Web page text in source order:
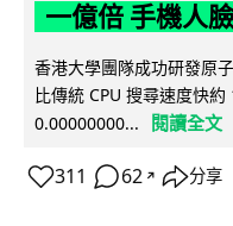
一億倍 手機人
香港大學團隊成功研發原
比傳統 CPU 搜尋速度快
0.00000000...
閱讀全文
311 62 ↗ 分享